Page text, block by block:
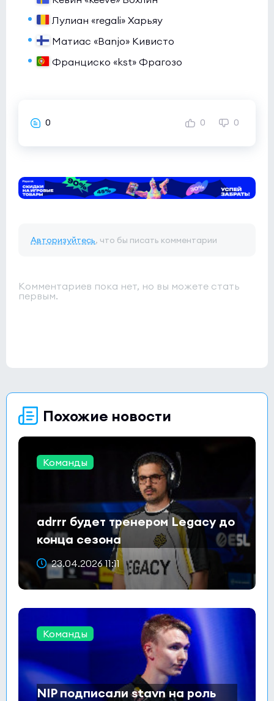
Лулиан «regali» Харьяу
Матиас «Banjo» Кивисто
Франциско «kst» Фрагозо
0 0 0
Авторизуйтесь, что бы писать комментарии
Комментариев пока нет, но вы можете стать
первым.
Похожие новости
Команды
adrrr будет тренером Legacy до
конца сезона
23.04.2026 11:11
Команды
NIP подписали stavn на роль